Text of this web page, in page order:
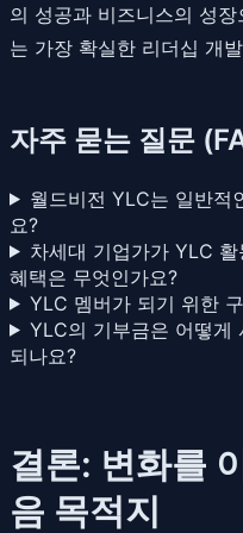
의 성공과 비즈니스의 성
는 가장 확실한 리더십 개
자주 묻는 질문
월드비전 YLC는 일반적
요?
차세대 기업가가 YLC
혜택은 무엇인가요?
YLC 멤버가 되기 위한
YLC의 기부금은 어떻게
되나요?
결론: 변화를
음 목적지